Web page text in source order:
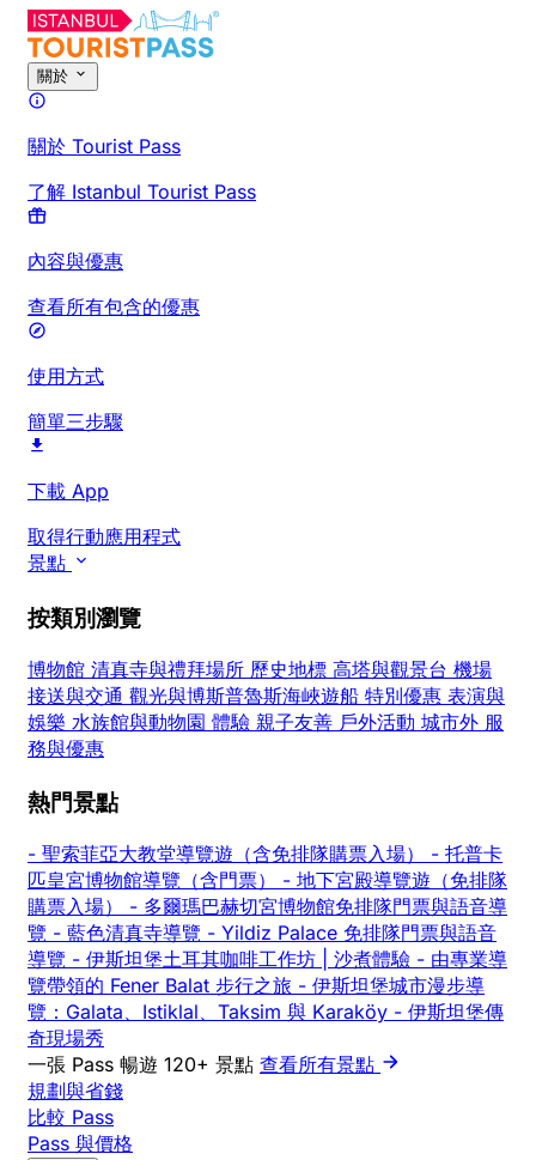
關於
關於 Tourist Pass
了解 Istanbul Tourist Pass
內容與優惠
查看所有包含的優惠
使用方式
簡單三步驟
下載 App
取得行動應用程式
景點
按類別瀏覽
博物館 清真寺與禮拜場所 歷史地標 高塔與觀景台 機場
接送與交通 觀光與博斯普魯斯海峽遊船 特別優惠 表演與
娛樂 水族館與動物園 體驗 親子友善 戶外活動 城市外 服
務與優惠
熱門景點
- 聖索菲亞大教堂導覽遊（含免排隊購票入場） - 托普卡
匹皇宮博物館導覽（含門票） - 地下宮殿導覽遊（免排隊
購票入場） - 多爾瑪巴赫切宮博物館免排隊門票與語音導
覽 - 藍色清真寺導覽 - Yildiz Palace 免排隊門票與語音
導覽 - 伊斯坦堡土耳其咖啡工作坊 | 沙煮體驗 - 由專業導
覽帶領的 Fener Balat 步行之旅 - 伊斯坦堡城市漫步導
覽：Galata、Istiklal、Taksim 與 Karaköy - 伊斯坦堡傳
奇現場秀
一張 Pass 暢遊 120+ 景點 查看所有景點
規劃與省錢
比較 Pass
Pass 與價格